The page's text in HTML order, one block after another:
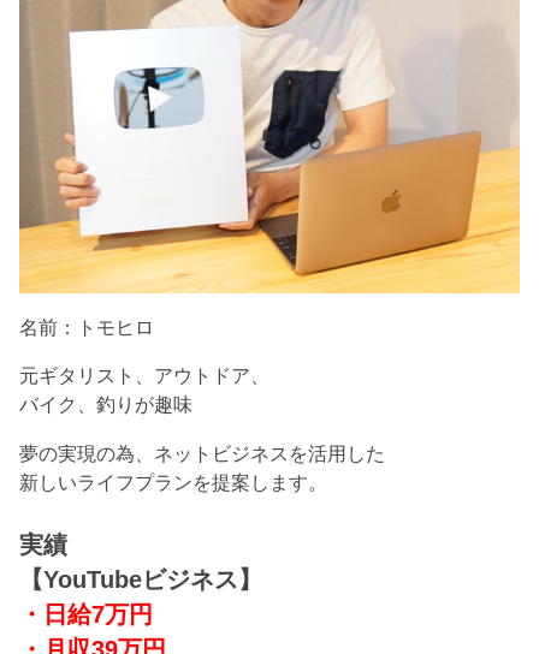
名前：トモヒロ
元ギタリスト、アウトドア、
バイク、釣りが趣味
夢の実現の為、ネットビジネスを活用した
新しいライフプランを提案します。
実績
【YouTubeビジネス】
・日給7万円